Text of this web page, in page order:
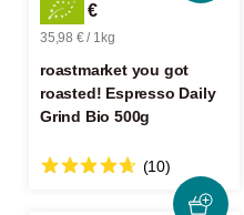
17,99 €
35,98 € / 1kg
roastmarket you got
roasted! Espresso Daily
Grind Bio 500g
(10)